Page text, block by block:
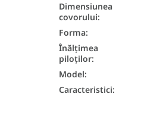
Dimensiunea
covorului:
Forma:
Înălțimea
piloților:
Model:
Caracteristici: